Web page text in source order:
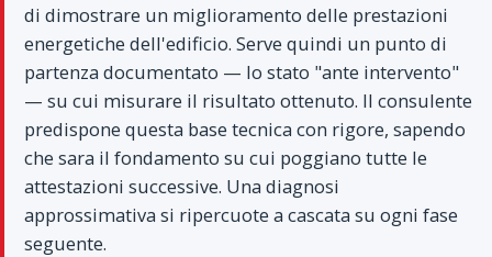
di dimostrare un miglioramento delle prestazioni
energetiche dell'edificio. Serve quindi un punto di
partenza documentato — lo stato "ante intervento"
— su cui misurare il risultato ottenuto. Il consulente
predispone questa base tecnica con rigore, sapendo
che sara il fondamento su cui poggiano tutte le
attestazioni successive. Una diagnosi
approssimativa si ripercuote a cascata su ogni fase
seguente.